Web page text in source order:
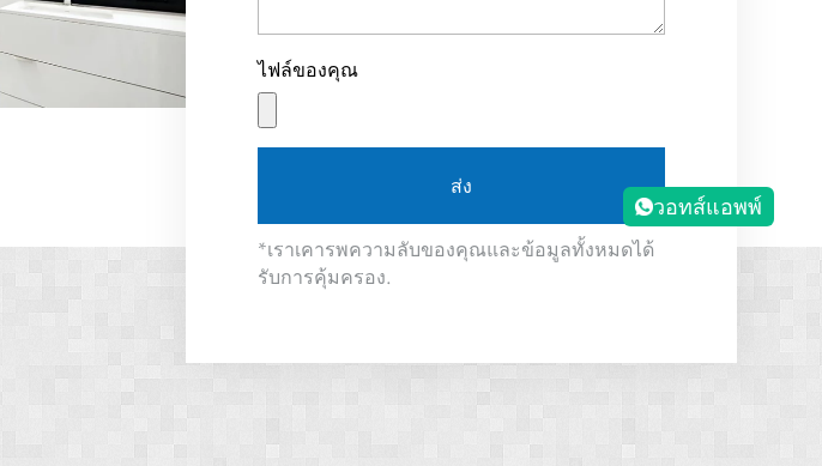
ไฟล์ของคุณ
ส่ง
*เราเคารพความลับของคุณและข้อมูลทั้งหมดได้
รับการคุ้มครอง.
วอทส์แอพพ์